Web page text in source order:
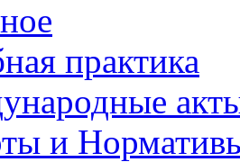
практика
и